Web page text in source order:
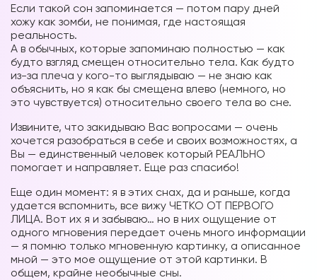
Если такой сон запоминается — потом пару дней
хожу как зомби, не понимая, где настоящая
реальность.
А в обычных, которые запоминаю полностью — как
будто взгляд смещен относительно тела. Как будто
из-за плеча у кого-то выглядываю — не знаю как
объяснить, но я как бы смещена влево (немного, но
это чувствуется) относительно своего тела во сне.
Извините, что закидываю Вас вопросами — очень
хочется разобраться в себе и своих возможностях, а
Вы — единственный человек который РЕАЛЬНО
помогает и направляет. Еще раз спасибо!
Еще один момент: я в этих снах, да и раньше, когда
удается вспомнить, все вижу ЧЕТКО ОТ ПЕРВОГО
ЛИЦА. Вот их я и забываю… но в них ощущение от
одного мгновения передает очень много информации
— я помню только мгновенную картинку, а описанное
мной — это мое ощущение от этой картинки. В
общем, крайне необычные сны.